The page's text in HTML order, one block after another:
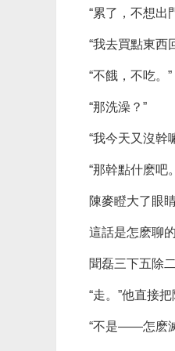
“累了，不想出
“我去買點東西
“不餓，不吃。”
“那洗澡？”
“我今天又沒幹
“那幹點什麽吧
陳麥瞪大了眼睛
這話是怎麽聊
聞磊三下五除
“走。”他直接
“不是——怎麽